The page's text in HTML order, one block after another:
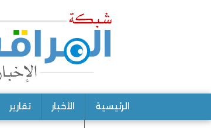
الرئيسية الأخبار تقارير